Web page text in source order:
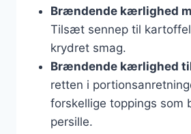
Brændende kærlighed
Tilsæt sennep til
krydret smag.
Brændende kærlighed
retten i
forskellige toppings som
persille.